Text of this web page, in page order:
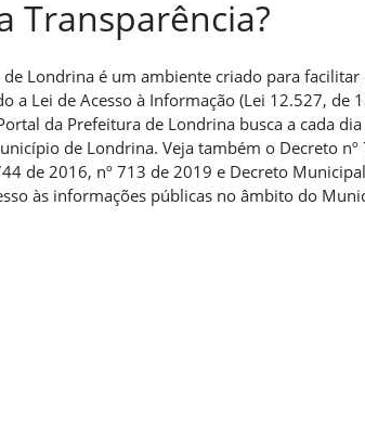
Transparência?
Londrina é um ambiente criado para facilitar
a Lei de Acesso à Informação (Lei 12.527, de
da Prefeitura de Londrina busca a cada
de Londrina. Veja também o Decreto
de 2016, nº 713 de 2019 e Decreto
às informações públicas no âmbito do